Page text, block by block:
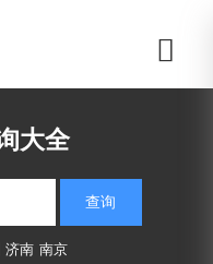
大全
查询
济南 南京